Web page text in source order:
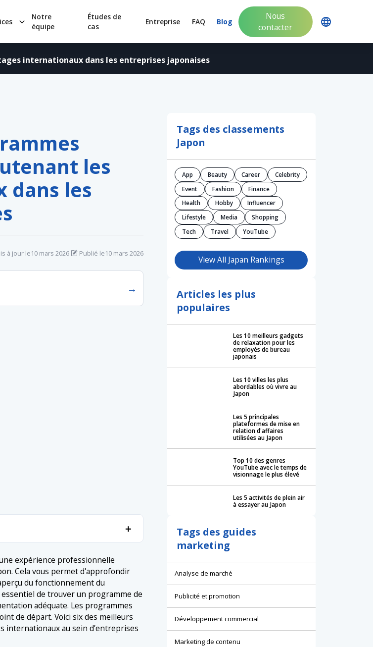
Notre
équipe
Études de
cas
Entreprise FAQ Blog
Nous
contacter
internationaux dans les entreprises japonaises
les
dans les
à jour le10 mars 2026 Publié le10 mars 2026
→
＋
de la métropole de Tokyo
expérience professionnelle
Cela vous permet d'approfondir
du fonctionnement du
essentiel de trouver un programme de
adéquate. Les programmes
de départ. Voici six des meilleurs
internationaux au sein d’entreprises
Tags des classements
Japon
App Beauty Career
Celebrity
Event
Fashion
Finance
Health
Hobby
Influencer
Lifestyle
Media
Shopping
Tech
Travel YouTube
View All Japan Rankings
Articles les plus
populaires
Les 10 meilleurs gadgets
de relaxation pour les
employés de bureau
japonais
Les 10 villes les plus
abordables où vivre au
Japon
Les 5 principales
plateformes de mise en
relation d'affaires
utilisées au Japon
Top 10 des genres
YouTube avec le temps de
visionnage le plus élevé
Les 5 activités de plein air
à essayer au Japon
Tags des guides
marketing
Analyse de marché
Publicité et promotion
Développement commercial
Marketing de contenu